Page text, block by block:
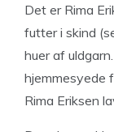
Det er Rima
futter i skind
huer af
hjemmesyede
Rima Eriksen